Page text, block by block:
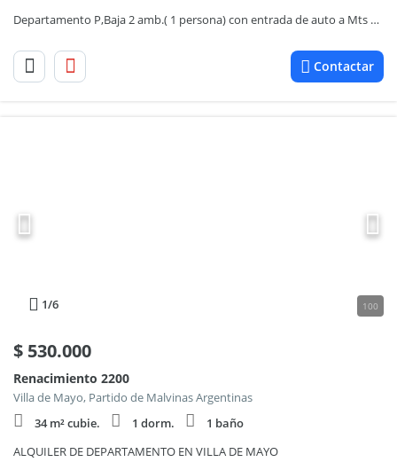
Departamento P,Baja 2 amb.( 1 persona) con entrada de auto a Mts de Ruta 202- Malvinas Argen
Contactar
1/6 100
$ 530.000
Renacimiento 2200
Villa de Mayo, Partido de Malvinas Argentinas
34 m² cubie.
1 dorm.
1 baño
ALQUILER DE DEPARTAMENTO EN VILLA DE MAYO